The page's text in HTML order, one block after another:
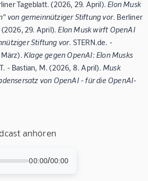
Tageblatt. (2026, 29. April). Elon Musk
von gemeinnütziger Stiftung vor. Berliner
(2026, 29. April). Elon Musk wirft OpenAI
Stiftung vor. STERN.de. -
Klage gegen OpenAI: Elon Musks
- Bastian, M. (2026, 8. April). Musk
von OpenAI - für die OpenAI-
anhören
00:00/00:00